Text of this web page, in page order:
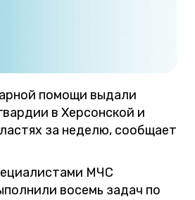
помощи выдали
в Херсонской и
за неделю, сообщает
МЧС
восемь задач по